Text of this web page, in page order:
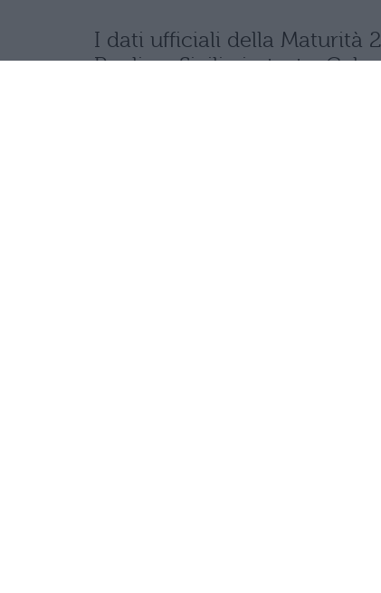
I dati ufficiali della Maturità
Puglia e Sicilia in testa.